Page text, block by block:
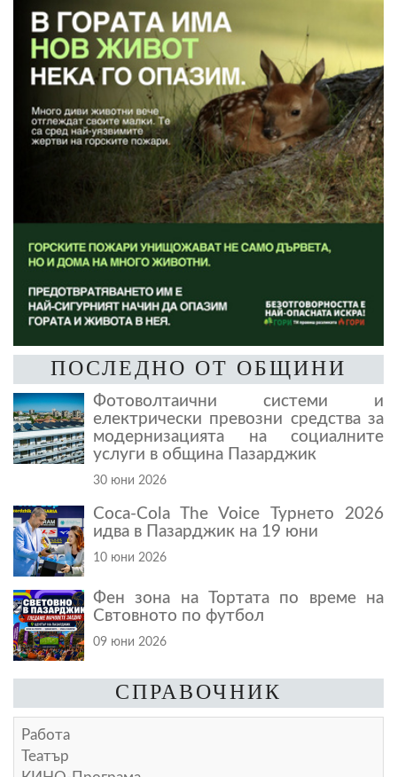
ПОСЛЕДНО ОТ ОБЩИНИ
Фотоволтаични системи и
електрически превозни средства за
модернизацията на социалните
услуги в община Пазарджик
30 юни 2026
Coca-Cola The Voice Турнето 2026
идва в Пазарджик на 19 юни
10 юни 2026
Фен зона на Тортата по време на
Свтовното по футбол
09 юни 2026
СПРАВОЧНИК
Работа
Театър